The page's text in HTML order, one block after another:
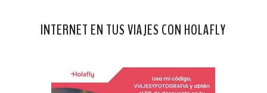
INTERNET EN TUS VIAJES CON HOLAFLY